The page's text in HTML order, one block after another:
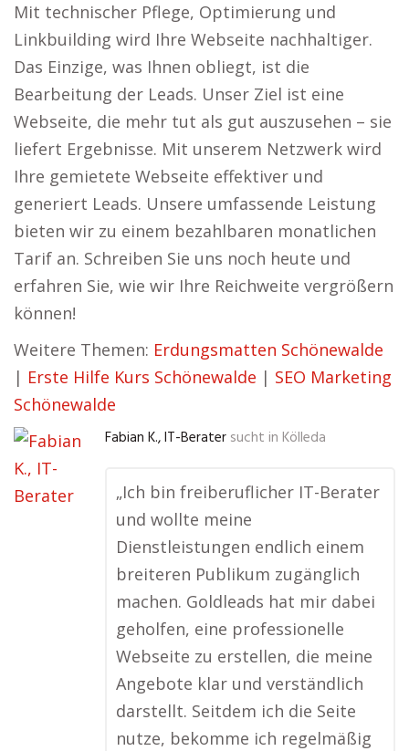
Mit technischer Pflege, Optimierung und
Linkbuilding wird Ihre Webseite nachhaltiger.
Das Einzige, was Ihnen obliegt, ist die
Bearbeitung der Leads. Unser Ziel ist eine
Webseite, die mehr tut als gut auszusehen – sie
liefert Ergebnisse. Mit unserem Netzwerk wird
Ihre gemietete Webseite effektiver und
generiert Leads. Unsere umfassende Leistung
bieten wir zu einem bezahlbaren monatlichen
Tarif an. Schreiben Sie uns noch heute und
erfahren Sie, wie wir Ihre Reichweite vergrößern
können!
Weitere Themen: Erdungsmatten Schönewalde
| Erste Hilfe Kurs Schönewalde | SEO Marketing
Schönewalde
Fabian K., IT-Berater sucht in Kölleda
„Ich bin freiberuflicher IT-Berater
und wollte meine
Dienstleistungen endlich einem
breiteren Publikum zugänglich
machen. Goldleads hat mir dabei
geholfen, eine professionelle
Webseite zu erstellen, die meine
Angebote klar und verständlich
darstellt. Seitdem ich die Seite
nutze, bekomme ich regelmäßig